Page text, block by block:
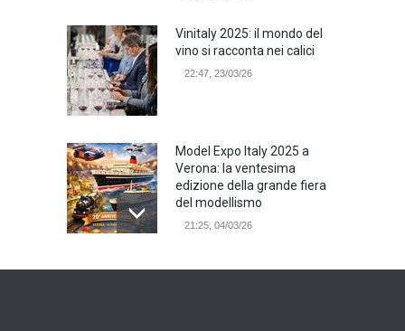
Vinitaly 2025: il mondo del
vino si racconta nei calici
22:47, 23/03/26
Model Expo Italy 2025 a
Verona: la ventesima
edizione della grande fiera
del modellismo
21:25, 04/03/26
Verona Domani, aumenta il